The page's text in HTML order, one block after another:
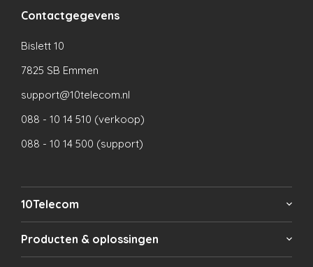
Contactgegevens
Bislett 10
7825 SB Emmen
support@10telecom.nl
088 - 10 14 510 (verkoop)
088 - 10 14 500 (support)
10Telecom
Producten & oplossingen